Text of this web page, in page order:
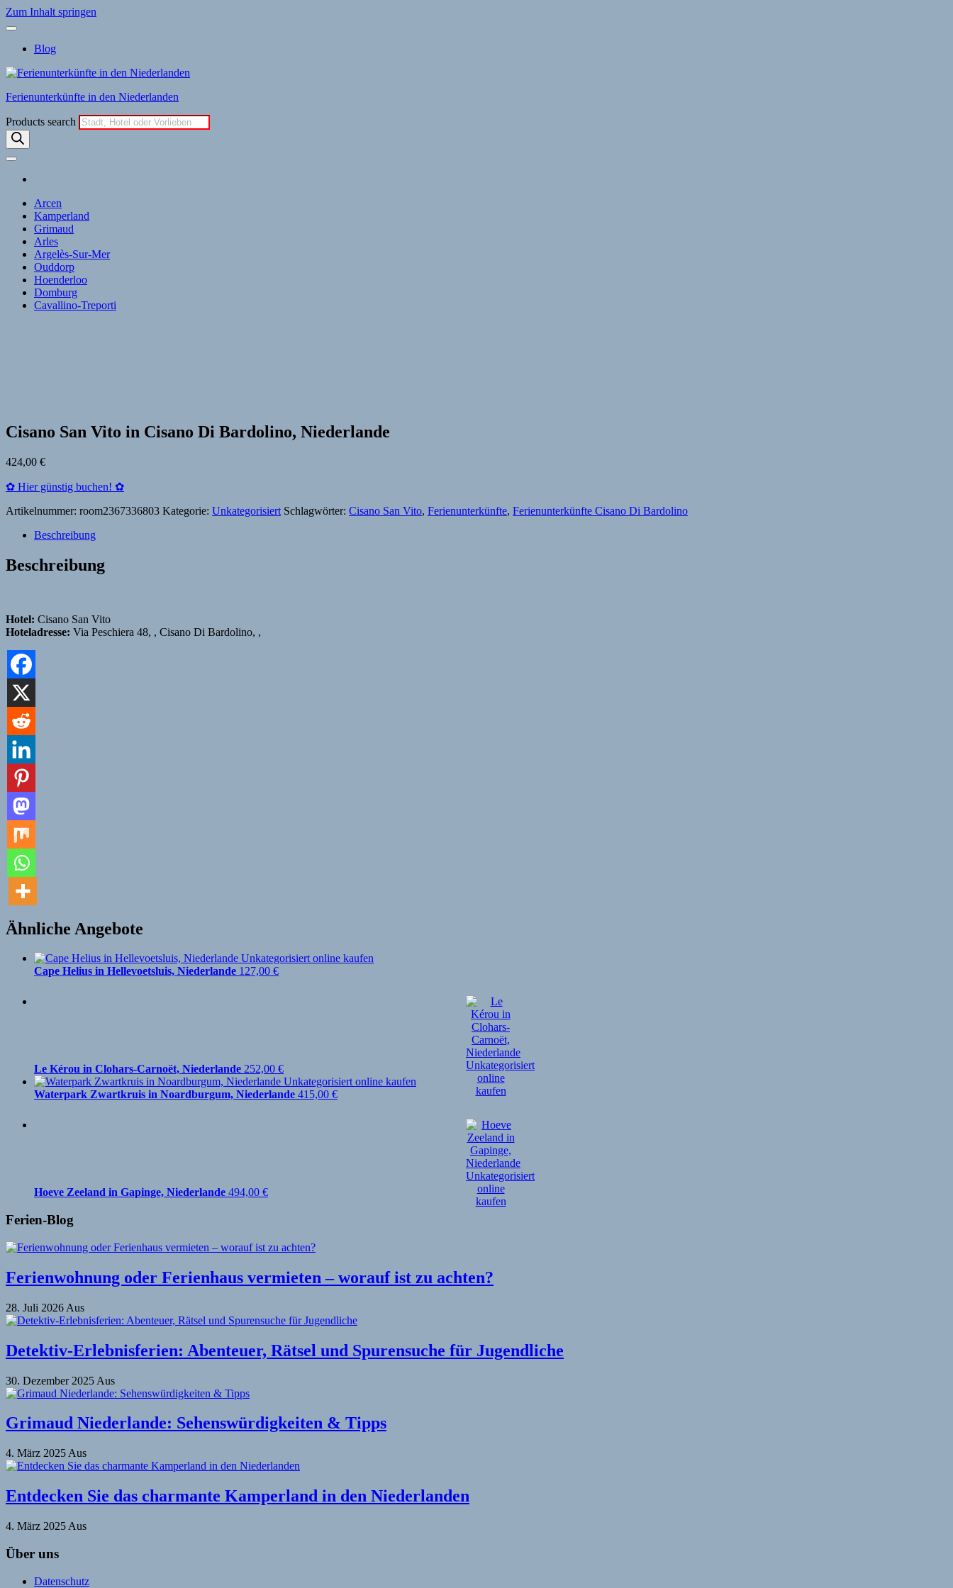
Zum Inhalt springen
Blog
Ferienunterkünfte in den Niederlanden
Products search
Arcen
Kamperland
Grimaud
Arles
Argelès-Sur-Mer
Ouddorp
Hoenderloo
Domburg
Cavallino-Treporti
Cisano San Vito in Cisano Di Bardolino, Niederlande
424,00 €
✿ Hier günstig buchen! ✿
Artikelnummer: room2367336803 Kategorie: Unkategorisiert Schlagwörter: Cisano San Vito, Ferienunterkünfte, Ferienunterkünfte Cisano Di Bardolino
Beschreibung
Beschreibung
Hotel: Cisano San Vito
Hoteladresse: Via Peschiera 48, , Cisano Di Bardolino, ,
Ähnliche Angebote
Cape Helius in Hellevoetsluis, Niederlande 127,00 €
Le Kérou in Clohars-Carnoët, Niederlande 252,00 €
Waterpark Zwartkruis in Noardburgum, Niederlande 415,00 €
Hoeve Zeeland in Gapinge, Niederlande 494,00 €
Ferien-Blog
Ferienwohnung oder Ferienhaus vermieten – worauf ist zu achten?
28. Juli 2026 Aus
Detektiv-Erlebnisferien: Abenteuer, Rätsel und Spurensuche für Jugendliche
30. Dezember 2025 Aus
Grimaud Niederlande: Sehenswürdigkeiten & Tipps
4. März 2025 Aus
Entdecken Sie das charmante Kamperland in den Niederlanden
4. März 2025 Aus
Über uns
Datenschutz